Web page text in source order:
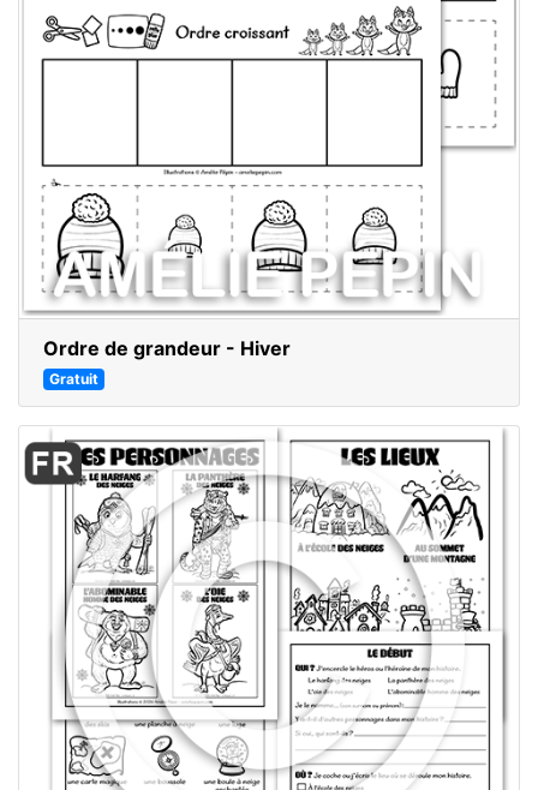
Ordre de grandeur - Hiver
Gratuit